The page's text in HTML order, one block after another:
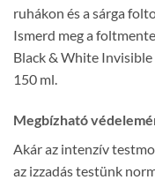
ruhákon és a sárga
Ismerd meg a
Black & White
150 ml.
Megbízható
Akár az intenzív
az izzadás testünk